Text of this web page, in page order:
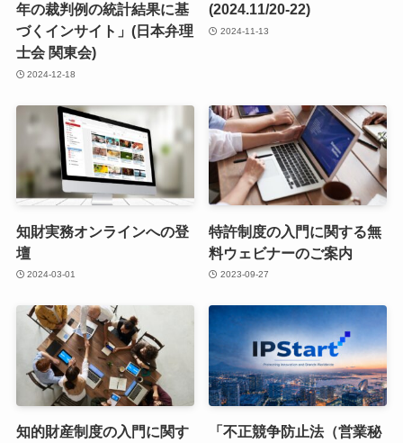
年の裁判例の統計結果に基
づくインサイト」(日本弁理
士会 関東会)
2024-12-18
(2024.11/20-22)
2024-11-13
知財実務オンラインへの登
壇
2024-03-01
特許制度の入門に関する無
料ウェビナーのご案内
2023-09-27
知的財産制度の入門に関す
「不正競争防止法（営業秘